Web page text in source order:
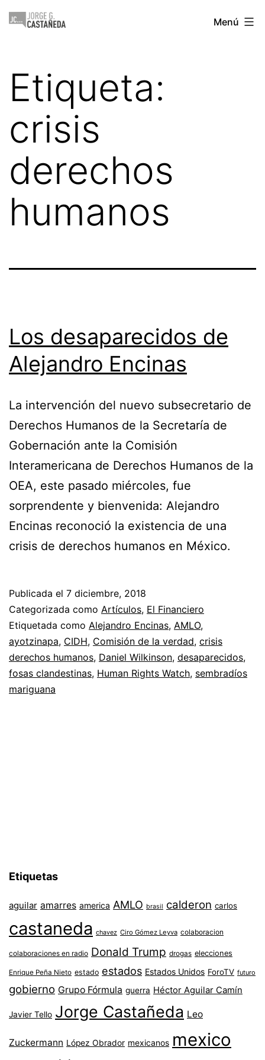
Saltar
Jorge
Menú
Etiqueta:
crisis
derechos
humanos
Los desaparecidos de
Alejandro Encinas
La intervención del nuevo subsecretario de
Derechos Humanos de la Secretaría de
Gobernación ante la Comisión
Interamericana de Derechos Humanos de la
OEA, este pasado miércoles, fue
sorprendente y bienvenida: Alejandro
Encinas reconoció la existencia de una
crisis de derechos humanos en México.
Publicada el 7 diciembre, 2018
Categorizada como Artículos, El Financiero
Etiquetada como Alejandro Encinas, AMLO,
ayotzinapa, CIDH, Comisión de la verdad, crisis
derechos humanos, Daniel Wilkinson, desaparecidos,
fosas clandestinas, Human Rights Watch, sembradíos
mariguana
Etiquetas
aguilar amarres america AMLO brasil calderon carlos
castaneda chavez Ciro Gómez Leyva colaboracion
colaboraciones en radio Donald Trump drogas elecciones
Enrique Peña Nieto estado estados Estados Unidos ForoTV futuro
gobierno Grupo Fórmula guerra Héctor Aguilar Camín
Javier Tello Jorge Castañeda Leo
Zuckermann López Obrador mexicanos mexico